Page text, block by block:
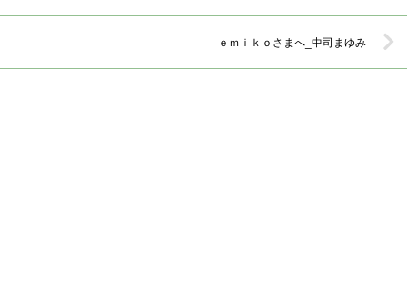
ｅｍｉｋｏさまへ_中司まゆみ